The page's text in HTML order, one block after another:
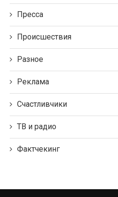
Пресса
Происшествия
Разное
Реклама
Счастливчики
ТВ и радио
Фактчекинг